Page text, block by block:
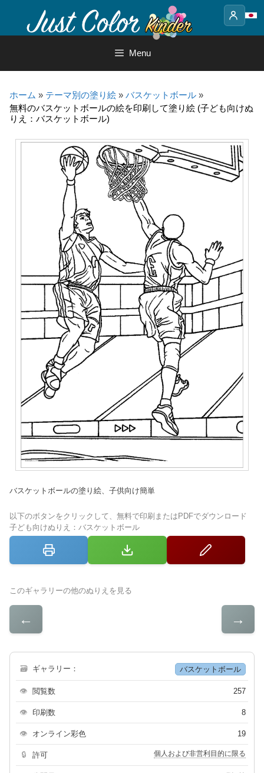
content
Menu
ホーム » テーマ別の塗り絵 » バスケットボール »
無料のバスケットボールの絵を印刷して塗り絵 (子ども向けぬ
りえ：バスケットボール)
バスケットボールの塗り絵、子供向け簡単
以下のボタンをクリックして、無料で印刷またはPDFでダウンロード
子ども向けぬりえ：バスケットボール
このギャラリーの他のぬりえを見る
← →
🗃 ギャラリー： バスケットボール
👁 閲覧数 257
👁 印刷数 8
👁 オンライン彩色 19
🔒 許可 個人および非営利目的に限る